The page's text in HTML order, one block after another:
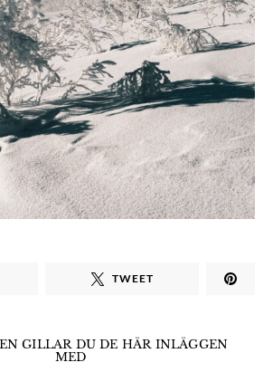
TWEET
GILLAR DU DE HÄR INLÄGGEN
MED